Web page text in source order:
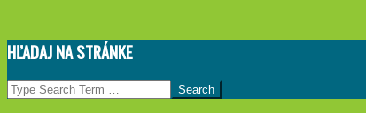
Skip
to
content
HĽADAJ NA STRÁNKE
Search